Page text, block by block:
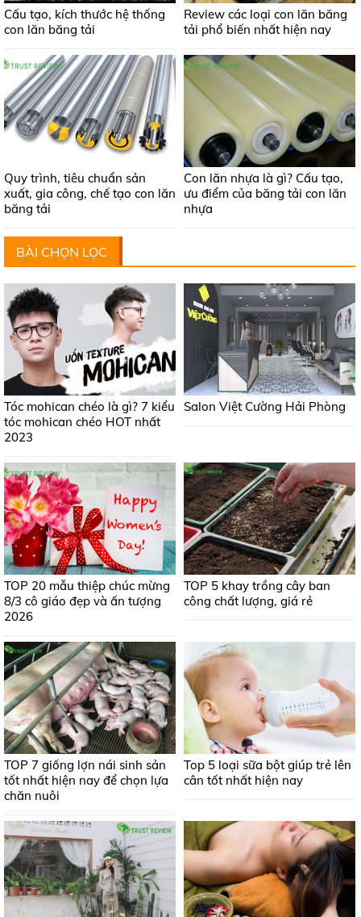
Cấu tạo, kích thước hệ thống
con lăn băng tải
Review các loại con lăn băng
tải phổ biến nhất hiện nay
Quy trình, tiêu chuẩn sản
xuất, gia công, chế tạo con lăn
băng tải
Con lăn nhựa là gì? Cấu tạo,
ưu điểm của băng tải con lăn
nhựa
BÀI CHỌN LỌC
Tóc mohican chéo là gì? 7 kiểu
tóc mohican chéo HOT nhất
2023
Salon Việt Cường Hải Phòng
TOP 20 mẫu thiệp chúc mừng
8/3 cô giáo đẹp và ấn tượng
2026
TOP 5 khay trồng cây ban
công chất lượng, giá rẻ
TOP 7 giống lợn nái sinh sản
tốt nhất hiện nay để chọn lựa
chăn nuôi
Top 5 loại sữa bột giúp trẻ lên
cân tốt nhất hiện nay